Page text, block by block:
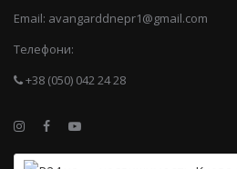
Email: avangarddnepr1@gmail.com
Телефони:
+38 (050) 042 24 28